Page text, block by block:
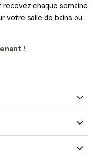
chaque semaine
votre salle de bains ou
!
pour ajouter des